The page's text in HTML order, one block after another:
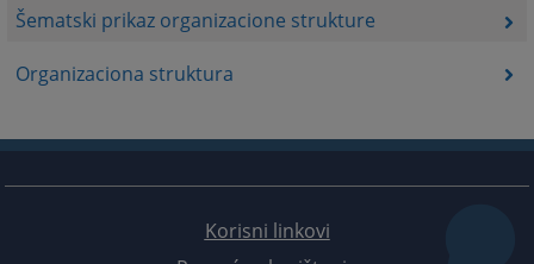
Šematski prikaz organizacione strukture
Organizaciona struktura
Korisni linkovi